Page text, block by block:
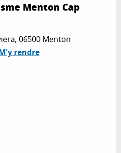
Menton Cap
06500 Menton
rendre